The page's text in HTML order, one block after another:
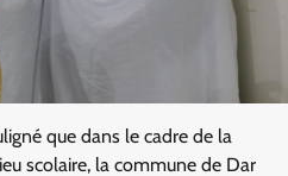
que dans le cadre de la
scolaire, la commune de Dar